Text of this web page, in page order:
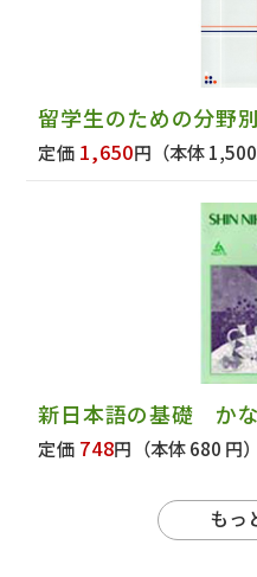
留学生のための分野
定価 1,650円 （本体 1,500
新日本語の基礎
定価 748円 （本体 680 円）
もっ